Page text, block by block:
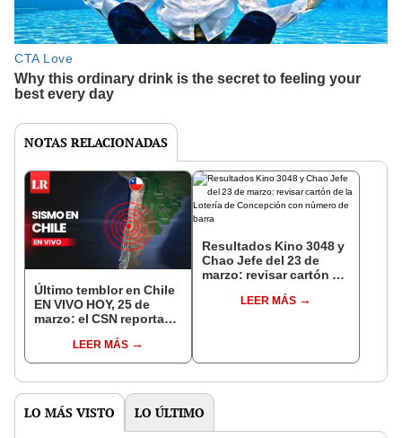
NOTAS RELACIONADAS
Último temblor en Chile
EN VIVO HOY, 25 de
marzo: el CSN reporta
en SocaireLEER MÁS
Resultados Kino 3048 y
Chao Jefe del 23 de
marzo: revisar cartón de
Concepción con
LEER MÁS
LO MÁS VISTO LO ÚLTIMO